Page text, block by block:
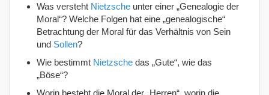
Was versteht Nietzsche unter einer „Genealogie der
Moral“? Welche Folgen hat eine „genealogische“
Betrachtung der Moral für das Verhältnis von Sein
und Sollen?
Wie bestimmt Nietzsche das „Gute“, wie das
„Böse“?
Worin besteht die Moral der „Herren“, worin die